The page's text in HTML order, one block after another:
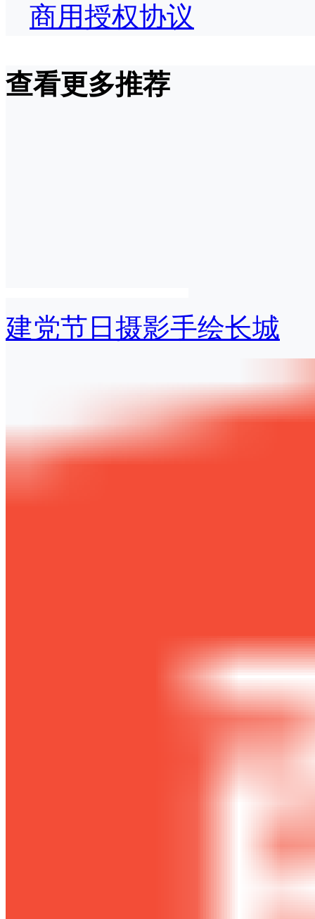
商用授权协议
查看更多推荐
建党节日摄影手绘长城